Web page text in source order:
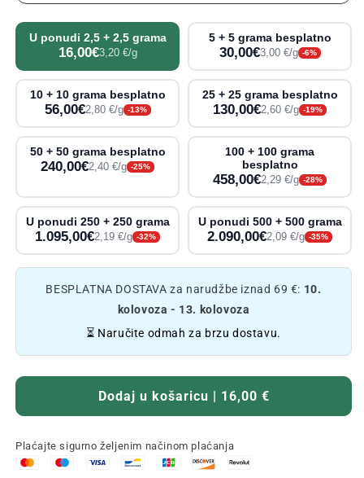
U ponudi 2,5 + 2,5 grama
16,00€3,20 €/g
5 + 5 grama besplatno
30,00€3,00 €/g -6%
10 + 10 grama besplatno
56,00€2,80 €/g -13%
25 + 25 grama besplatno
130,00€2,60 €/g -19%
50 + 50 grama besplatno
240,00€2,40 €/g -25%
100 + 100 grama
besplatno
458,00€2,29 €/g -28%
U ponudi 250 + 250 grama
1.095,00€2,19 €/g -32%
U ponudi 500 + 500 grama
2.090,00€2,09 €/g -35%
BESPLATNA DOSTAVA za narudžbe iznad 69 €: 10.
kolovoza - 13. kolovoza
⏳ Naručite odmah za brzu dostavu.
Dodaj u košaricu | 16,00 €
Plaćajte sigurno željenim načinom plaćanja